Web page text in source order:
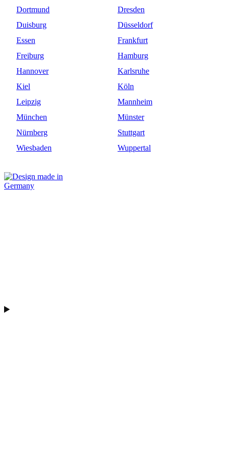
Dortmund
Dresden
Duisburg
Düsseldorf
Essen
Frankfurt
Freiburg
Hamburg
Hannover
Karlsruhe
Kiel
Köln
Leipzig
Mannheim
München
Münster
Nürnberg
Stuttgart
Wiesbaden
Wuppertal